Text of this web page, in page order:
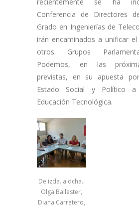
Conferencia de Directores
Grado en Ingenierías de
irán encaminados a unificar
otros Grupos
Podemos, en las
previstas, en su apuesta
Estado Social y Político
Educación Tecnológica.
De izda. a dcha.:
Olga Ballester,
Diana Carretero,